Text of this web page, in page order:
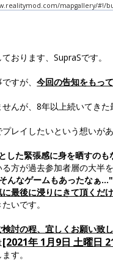
mapgallery/#!/
おります、SupraSです。
ですが、今回の告知をもっ
んが、8年以上続いてき
レイしたいという想いが
した緊張感に身を晒すの
方が過去参加者層の大半
んなゲームもあったなぁ..."
最後に浸りにきて頂くだ
いです。
討の程、宜しくお願い致
[2021年 1月9日 土曜日
す。